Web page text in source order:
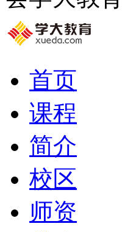
首页
课程
简介
校区
师资